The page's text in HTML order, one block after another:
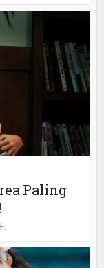
Paling